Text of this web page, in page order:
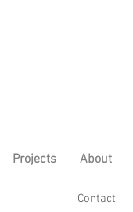
Projects About
Contact